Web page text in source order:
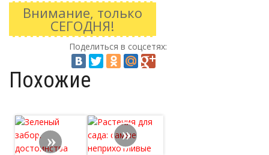
Внимание, только
СЕГОДНЯ!
Поделиться в соцсетях:
Похожие